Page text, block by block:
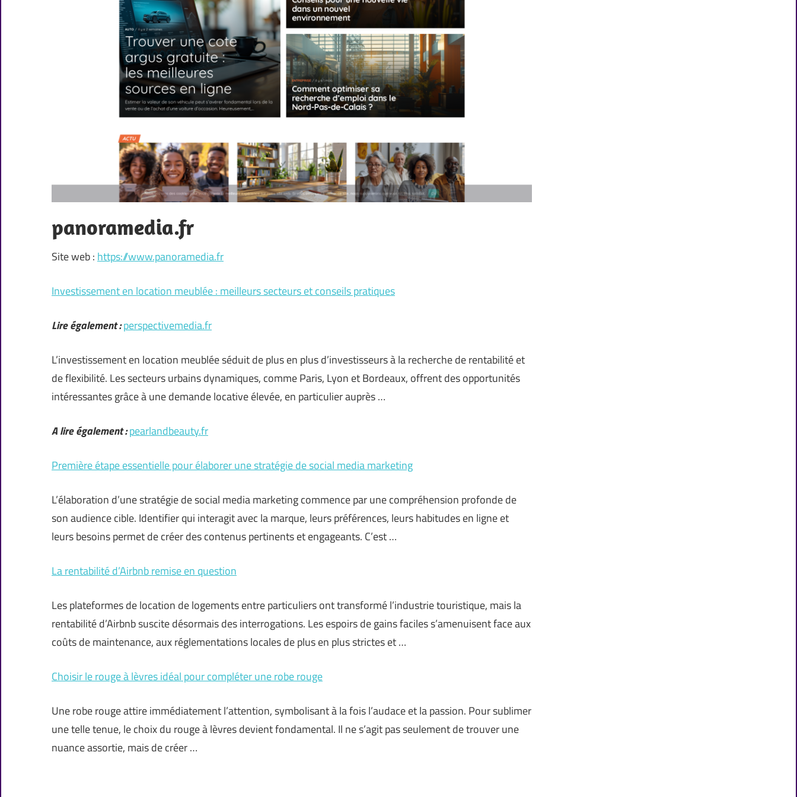
panoramedia.fr
Site web : https://www.panoramedia.fr
Investissement en location meublée : meilleurs secteurs et conseils pratiques
Lire également :perspectivemedia.fr
L’investissement en location meublée séduit de plus en plus d’investisseurs à la recherche de rentabilité et
de flexibilité. Les secteurs urbains dynamiques, comme Paris, Lyon et Bordeaux, offrent des opportunités
intéressantes grâce à une demande locative élevée, en particulier auprès …
A lire également :pearlandbeauty.fr
Première étape essentielle pour élaborer une stratégie de social media marketing
L’élaboration d’une stratégie de social media marketing commence par une compréhension profonde de
son audience cible. Identifier qui interagit avec la marque, leurs préférences, leurs habitudes en ligne et
leurs besoins permet de créer des contenus pertinents et engageants. C’est …
La rentabilité d’Airbnb remise en question
Les plateformes de location de logements entre particuliers ont transformé l’industrie touristique, mais la
rentabilité d’Airbnb suscite désormais des interrogations. Les espoirs de gains faciles s’amenuisent face aux
coûts de maintenance, aux réglementations locales de plus en plus strictes et …
Choisir le rouge à lèvres idéal pour compléter une robe rouge
Une robe rouge attire immédiatement l’attention, symbolisant à la fois l’audace et la passion. Pour sublimer
une telle tenue, le choix du rouge à lèvres devient fondamental. Il ne s’agit pas seulement de trouver une
nuance assortie, mais de créer …